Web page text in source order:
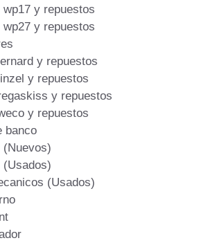
wp17 y repuestos
wp27 y repuestos
y repuestos
y repuestos
y repuestos
y repuestos
banco
(Nuevos)
(Usados)
(Usados)